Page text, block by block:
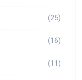
(25)
(16)
(11)